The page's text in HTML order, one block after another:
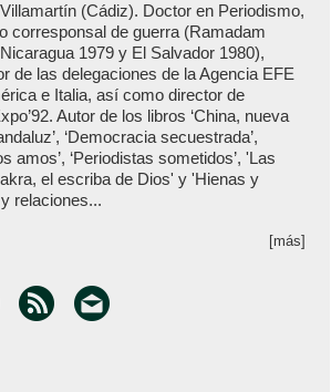
(Cádiz). Doctor en Periodismo,
corresponsal de guerra (Ramadam
1979 y El Salvador 1980),
de las delegaciones de la Agencia EFE
e Italia, así como director de
Autor de los libros ‘China, nueva
‘Democracia secuestrada’,
amos’, ‘Periodistas sometidos’, 'Las
el escriba de Dios' y 'Hienas y
relaciones...
[más]